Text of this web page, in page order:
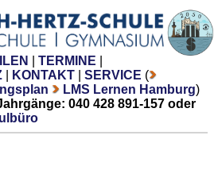
TERMINE
KONTAKT SERVICE (
LMS Lernen Hamburg)
040 428 891-157 oder